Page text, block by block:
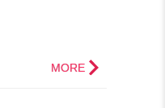
MORE